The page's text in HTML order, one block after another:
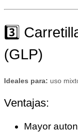
3️⃣
(GLP)
Ideales para: uso
Ventajas:
Mayor